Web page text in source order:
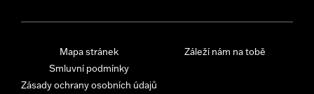
Mapa stránek
Smluvní podmínky
Zásady ochrany osobních údajů
Záleží nám na tobě